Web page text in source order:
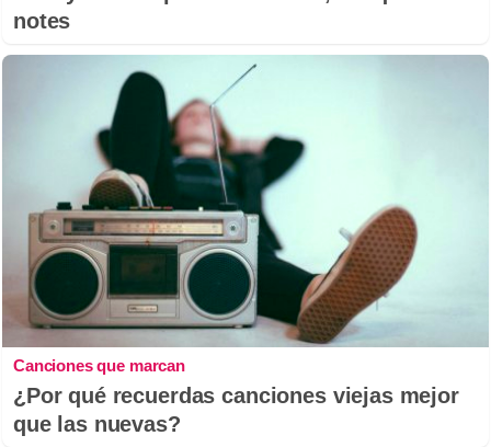
notes
Canciones que marcan
¿Por qué recuerdas canciones viejas mejor
que las nuevas?